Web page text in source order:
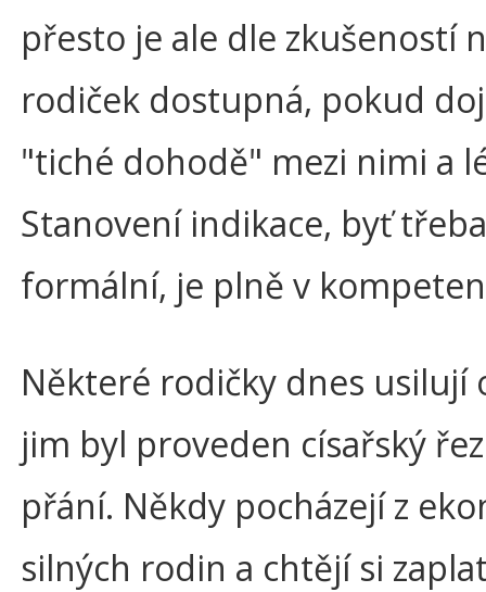
přesto je ale dle zkušeností
rodiček dostupná, pokud
"tiché dohodě" mezi nimi a
Stanovení indikace, byť
formální, je plně v
Některé rodičky dnes usilují
jim byl proveden císařský
přání. Někdy pocházejí z
silných rodin a chtějí si